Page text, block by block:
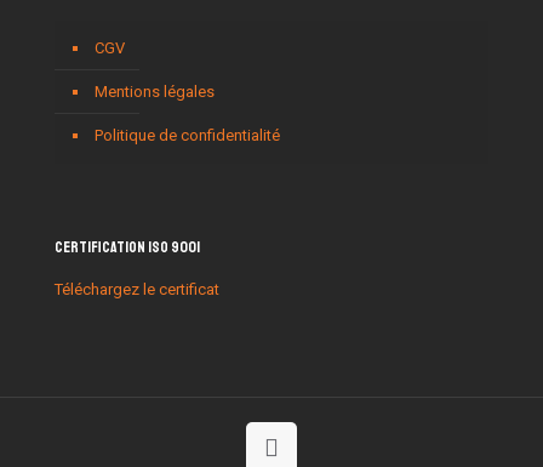
CGV
Mentions légales
Politique de confidentialité
Certification ISO 9001
Téléchargez le certificat